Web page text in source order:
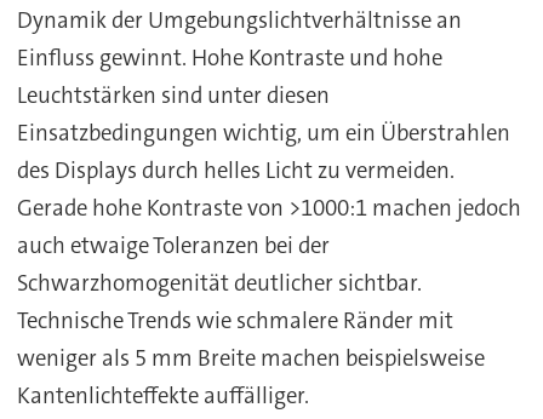
Dynamik der Umgebungslichtverhältnisse an
Einfluss gewinnt. Hohe Kontraste und hohe
Leuchtstärken sind unter diesen
Einsatzbedingungen wichtig, um ein Überstrahlen
des Displays durch helles Licht zu vermeiden.
Gerade hohe Kontraste von >1000:1 machen jedoch
auch etwaige Toleranzen bei der
Schwarzhomogenität deutlicher sichtbar.
Technische Trends wie schmalere Ränder mit
weniger als 5 mm Breite machen beispielsweise
Kantenlichteffekte auffälliger.